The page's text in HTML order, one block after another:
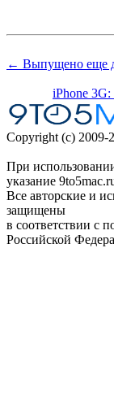
← Выпущено еще
iPhone
Copyright (c) 2009-
При
указание
Все авторские и
защищены
в соответствии с
Российской